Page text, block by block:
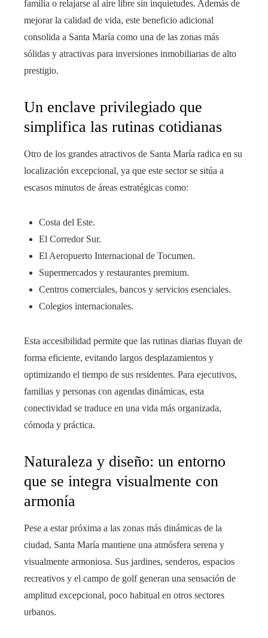
familia o relajarse al aire libre sin inquietudes. Además de
mejorar la calidad de vida, este beneficio adicional
consolida a Santa María como una de las zonas más
sólidas y atractivas para inversiones inmobiliarias de alto
prestigio.
Un enclave privilegiado que
simplifica las rutinas cotidianas
Otro de los grandes atractivos de Santa María radica en su
localización excepcional, ya que este sector se sitúa a
escasos minutos de áreas estratégicas como:
Costa del Este.
El Corredor Sur.
El Aeropuerto Internacional de Tocumen.
Supermercados y restaurantes premium.
Centros comerciales, bancos y servicios esenciales.
Colegios internacionales.
Esta accesibilidad permite que las rutinas diarias fluyan de
forma eficiente, evitando largos desplazamientos y
optimizando el tiempo de sus residentes. Para ejecutivos,
familias y personas con agendas dinámicas, esta
conectividad se traduce en una vida más organizada,
cómoda y práctica.
Naturaleza y diseño: un entorno
que se integra visualmente con
armonía
Pese a estar próxima a las zonas más dinámicas de la
ciudad, Santa María mantiene una atmósfera serena y
visualmente armoniosa. Sus jardines, senderos, espacios
recreativos y el campo de golf generan una sensación de
amplitud excepcional, poco habitual en otros sectores
urbanos.